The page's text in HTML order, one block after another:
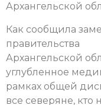
Архангельской
Как сообщила
правительства
Архангельской
углубленное
рамках общей
все северяне, кто